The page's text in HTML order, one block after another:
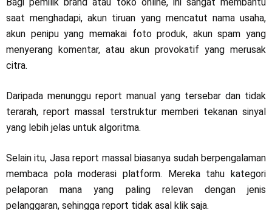
saat menghadapi, akun tiruan yang mencatut nama usaha,
akun penipu yang memakai foto produk, akun spam yang
menyerang komentar, atau akun provokatif yang merusak
citra.
Daripada menunggu report manual yang tersebar dan tidak
terarah, report massal terstruktur memberi tekanan sinyal
yang lebih jelas untuk algoritma.
Selain itu, Jasa report massal biasanya sudah berpengalaman
membaca pola moderasi platform. Mereka tahu kategori
pelaporan mana yang paling relevan dengan jenis
pelanggaran, sehingga report tidak asal klik saja.